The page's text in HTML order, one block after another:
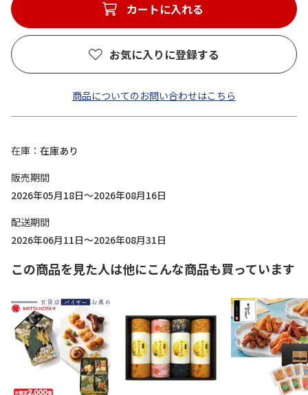
カートに入れる
お気に入りに登録する
商品についてのお問い合わせはこちら
在庫
在庫あり
販売期間
2026年05月18日～2026年08月16日
配送期間
2026年06月11日～2026年08月31日
この商品を見た人は他にこんな商品も買っています